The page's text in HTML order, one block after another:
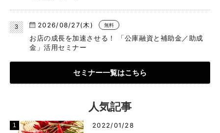
2026/08/27(木) 無料
お店の成長を加速させる！ 「公庫融資と補助金／助成
金」活用セミナー
セミナー一覧はこちら
人気記事
2022/01/28